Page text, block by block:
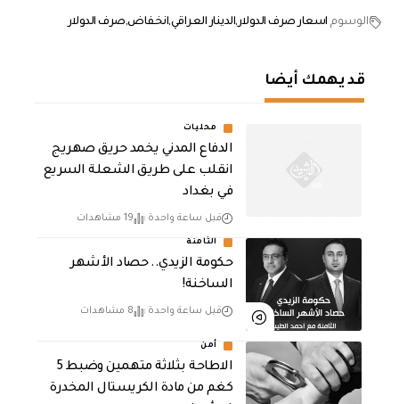
الوسوم اسعار صرف الدولارالدينار العراقيانخفاض صرف الدولار
قد يهمك أيضا
محليات
الدفاع المدني يخمد حريق صهريج
انقلب على طريق الشعلة السريع
في بغداد
قبل ساعة واحدة 19 مشاهدات
الثامنة
حكومة الزيدي.. حصاد الأشهر
الساخنة!
قبل ساعة واحدة 8 مشاهدات
أمن
الاطاحة بثلاثة متهمين وضبط 5
كغم من مادة الكريستال المخدرة ​